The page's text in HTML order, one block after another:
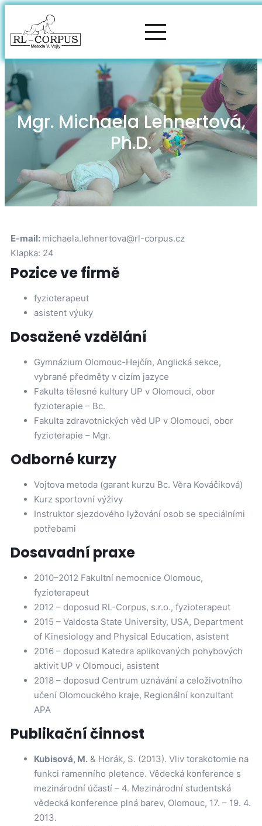
Mgr. Michaela Lehnertová,
Ph.D.
E-mail: michaela.lehnertova@rl-corpus.cz
Klapka: 24
Pozice ve firmě
fyzioterapeut
asistent výuky
Dosažené vzdělání
Gymnázium Olomouc-Hejčín, Anglická sekce,
vybrané předměty v cizím jazyce
Fakulta tělesné kultury UP v Olomouci, obor
fyzioterapie – Bc.
Fakulta zdravotnických věd UP v Olomouci, obor
fyzioterapie – Mgr.
Odborné kurzy
Vojtova metoda (garant kurzu Bc. Věra Kováčiková)
Kurz sportovní výživy
Instruktor sjezdového lyžování osob se speciálními
potřebami
Dosavadní praxe
2010–2012 Fakultní nemocnice Olomouc,
fyzioterapeut
2012 – doposud RL-Corpus, s.r.o., fyzioterapeut
2015 – Valdosta State University, USA, Department
of Kinesiology and Physical Education, asistent
2016 – doposud Katedra aplikovaných pohybových
aktivit UP v Olomouci, asistent
2018 – doposud Centrum uznávání a celoživotního
učení Olomouckého kraje, Regionální konzultant
APA
Publikační činnost
Kubisová, M. & Horák, S. (2013). Vliv torakotomie na
funkci ramenního pletence. Vědecká konference s
mezinárodní účastí – 4. Mezinárodní studentská
vědecká konference plná barev, Olomouc, 17. – 19. 4.
2013.